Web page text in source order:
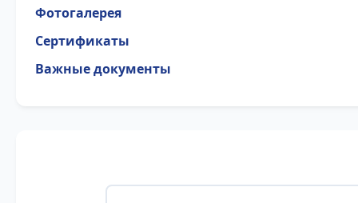
Фотогалерея
Сертификаты
Важные документы